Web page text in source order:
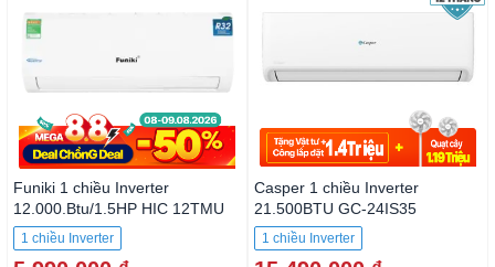
Funiki 1 chiều Inverter
12.000.Btu/1.5HP HIC 12TMU
1 chiều Inverter
Casper 1 chiều Inverter
21.500BTU GC-24IS35
1 chiều Inverter